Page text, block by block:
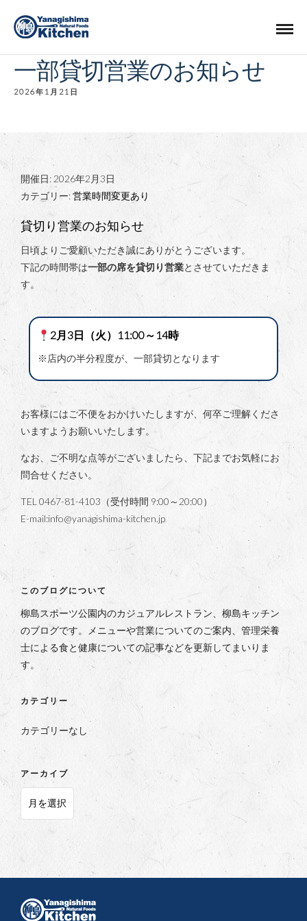
一部貸切営業のお知らせ
2026年1月21日
開催日: 2026年2月3日
カテゴリー:営業時間変更あり
貸切り営業のお知らせ
日頃よりご愛顧いただき誠にありがとうございます。
下記の時間帯は一部の席を貸切り営業とさせていただきま
す。
2月3日（火）11:00～14時
※店内の半分程度が、一部貸切となります
お客様にはご不便をおかけいたしますが、何卒ご理解くださ
いますようお願いいたします。
なお、ご不明な点等がございましたら、下記までお気軽にお
問合せください。
TEL 0467-81-4103（受付時間 9:00～20:00）
E-mail:info@yanagishima-kitchen.jp
このブログについて
柳島スポーツ公園内のカジュアルレストラン、柳島キッチン
のブログです。メニューや営業についてのご案内、管理栄養
士による食と健康についての記事などを更新してまいりま
す。
カテゴリー
カテゴリーなし
アーカイブ
ア
カ
ブ